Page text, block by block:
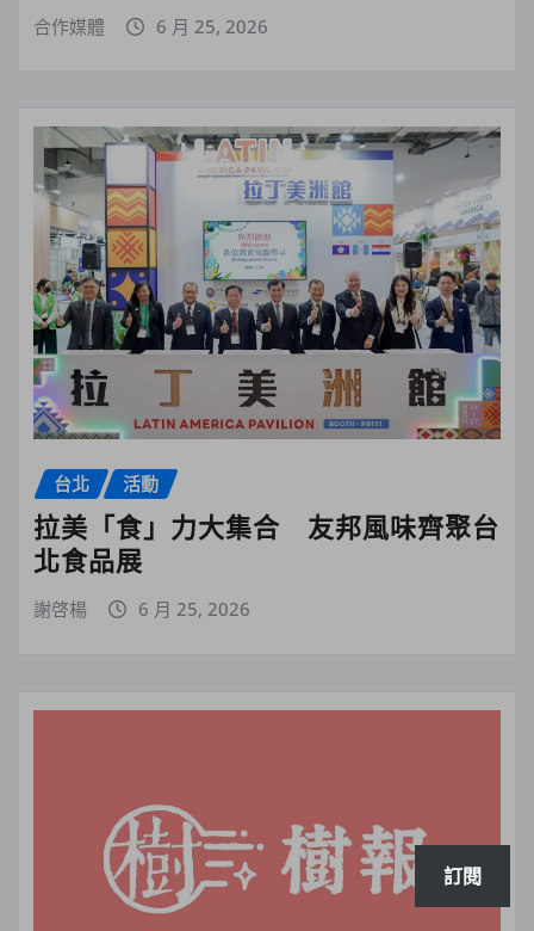
合作媒體 6 月 25, 2026
台北 活動
拉美「食」力大集合 友邦風味齊聚台
北食品展
謝啓楊 6 月 25, 2026
訂閱